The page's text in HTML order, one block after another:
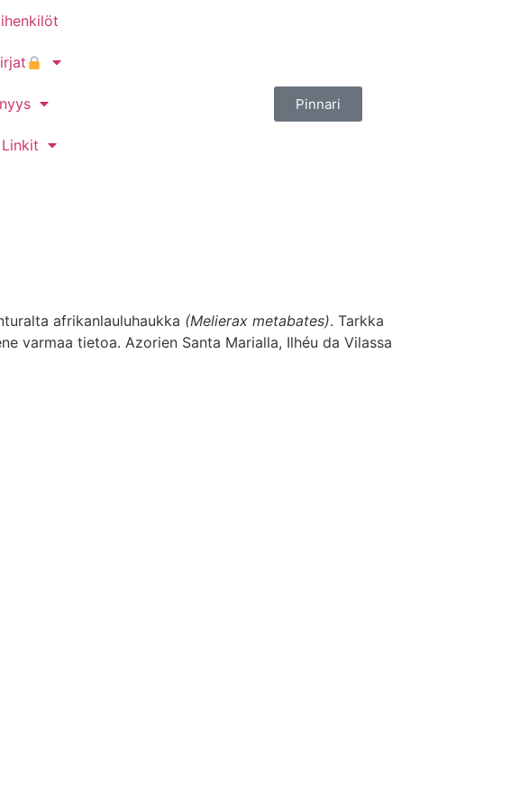
Linkit
Pinnari
afrikanlauluhaukka (Melierax metabates). Tarkka
varmaa tietoa. Azorien Santa Marialla, Ilhéu da Vilassa